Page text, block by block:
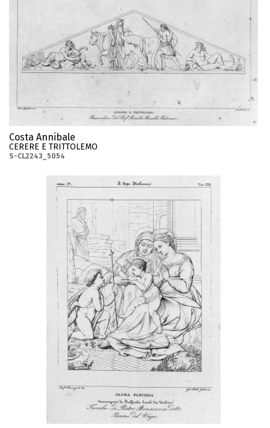
Costa Annibale
CERERE E TRITTOLEMO
S-CL2243_5054